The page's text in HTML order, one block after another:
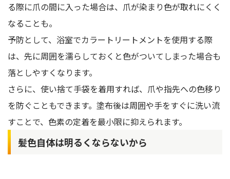
る際に爪の間に入った場合は、爪が染まり色が取れにくく
なることも。
予防として、浴室でカラートリートメントを使用する際
は、先に周囲を濡らしておくと色がついてしまった場合も
落としやすくなります。
さらに、使い捨て手袋を着用すれば、爪や指先への色移り
を防ぐこともできます。塗布後は周囲や手をすぐに洗い流
すことで、色素の定着を最小限に抑えられます。
髪色自体は明るくならないから